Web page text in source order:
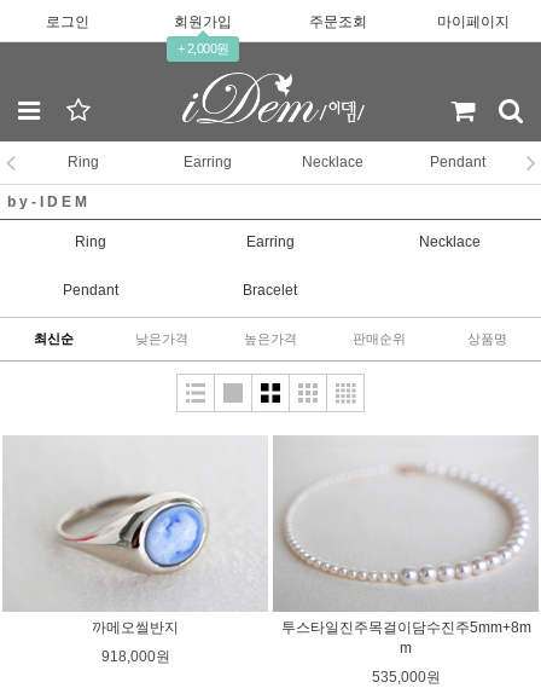
로그인 회원가입
+ 2,000원
주문조회 마이페이지
Ring Earring Necklace Pendant
b y - I D E M
Ring Earring Necklace
Pendant Bracelet
최신순 낮은가격 높은가격 판매순위 상품명
까메오씰반지
918,000원
투스타일진주목걸이담수진주5mm+8m
m
535,000원